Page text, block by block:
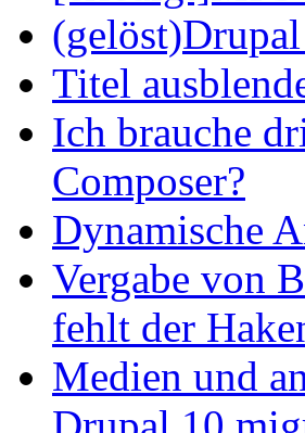
Titel
Ich brauche
Composer?
Dynamische
Vergabe von
fehlt der
Medien und